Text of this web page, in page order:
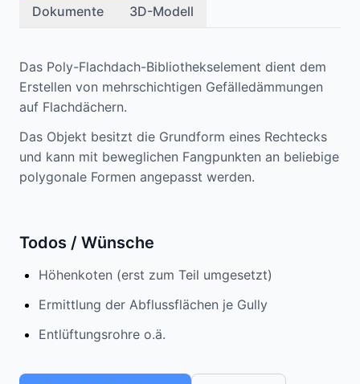
Dokumente 3D-Modell
Das Poly-Flachdach-Bibliothekselement dient dem
Erstellen von mehrschichtigen Gefälledämmungen
auf Flachdächern.
Das Objekt besitzt die Grundform eines Rechtecks
und kann mit beweglichen Fangpunkten an beliebige
polygonale Formen angepasst werden.
Todos / Wünsche
Höhenkoten (erst zum Teil umgesetzt)
Ermittlung der Abflussflächen je Gully
Entlüftungsrohre o.ä.